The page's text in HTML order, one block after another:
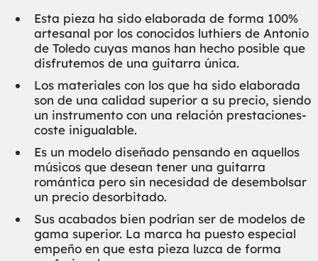
Esta pieza ha sido elaborada de forma 100%
artesanal por los conocidos luthiers de Antonio
de Toledo cuyas manos han hecho posible que
disfrutemos de una guitarra única.
Los materiales con los que ha sido elaborada
son de una calidad superior a su precio, siendo
un instrumento con una relación prestaciones-
coste inigualable.
Es un modelo diseñado pensando en aquellos
músicos que desean tener una guitarra
romántica pero sin necesidad de desembolsar
un precio desorbitado.
Sus acabados bien podrían ser de modelos de
gama superior. La marca ha puesto especial
empeño en que esta pieza luzca de forma